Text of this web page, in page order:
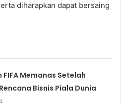
diharapkan dapat bersaing
FIFA Memanas Setelah
Bisnis Piala Dunia